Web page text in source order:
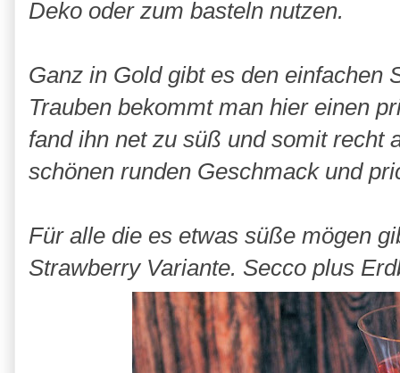
Deko oder zum basteln nutzen.
Ganz in Gold gibt es den einfachen
Trauben bekommt man hier einen
fand ihn net zu süß und somit recht
schönen runden Geschmack und
Für alle die es etwas süße mögen
Strawberry Variante. Secco plus